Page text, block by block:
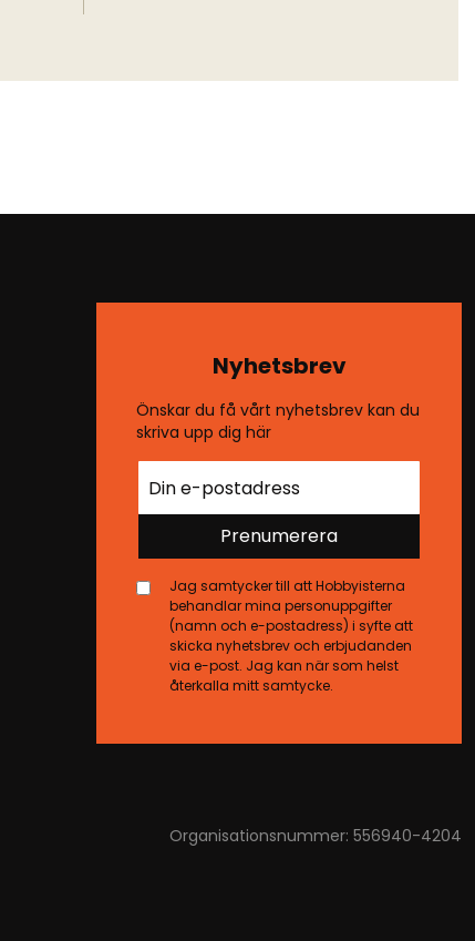
Nyhetsbrev
Önskar du få vårt nyhetsbrev kan du
skriva upp dig här
Prenumerera
Jag samtycker till att Hobbyisterna
behandlar mina personuppgifter
(namn och e-postadress) i syfte att
skicka nyhetsbrev och erbjudanden
via e-post. Jag kan när som helst
återkalla mitt samtycke.
Organisationsnummer: 556940-4204